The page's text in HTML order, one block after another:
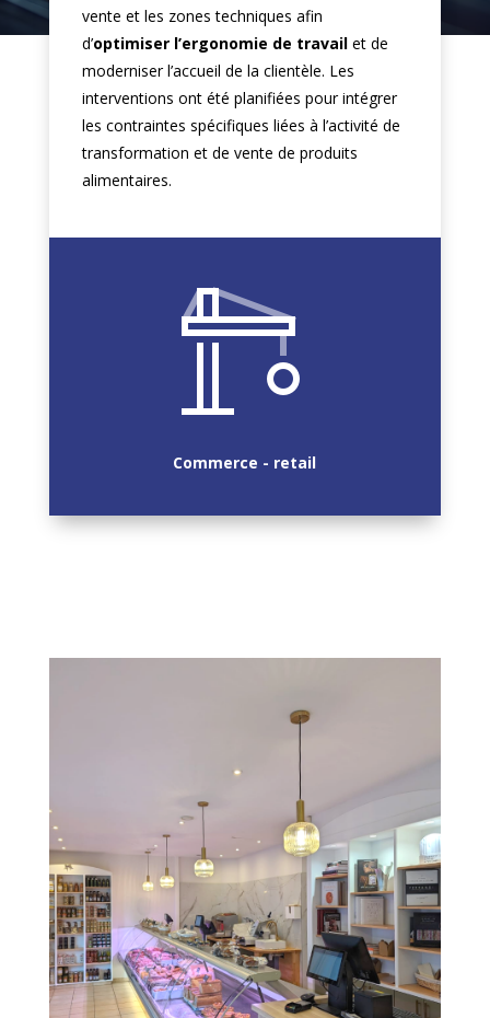
vente et les zones techniques afin
d’optimiser l’ergonomie de travailet de
moderniser l’accueil de la clientèle. Les
interventions ont été planifiées pour intégrer
les contraintes spécifiques liées à l’activité de
transformation et de vente de produits
alimentaires.
Commerce - retail